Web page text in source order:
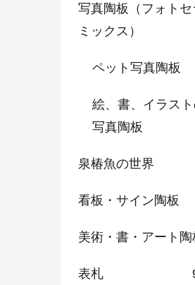
写真陶板（フォトセ
ミックス）
ペット写真陶板
絵、書、イラス
写真陶板
泉椿魚の世界
看板・サイン陶板
美術・書・アート陶
表札